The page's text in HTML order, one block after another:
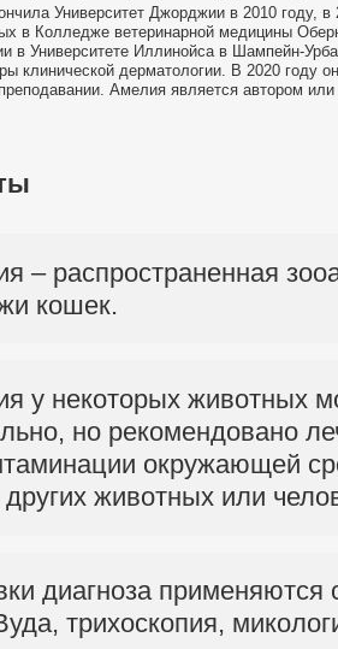
Университет Джорджии в 2010 году,
в Колледже ветеринарной медицины
в Университете Иллинойса в Шампейн-
клинической дерматологии. В 2020 году
Амелия является автором или
– распространенная
кошек.
у некоторых животных
но рекомендовано
окружающей
животных или
диагноза
трихоскопия,